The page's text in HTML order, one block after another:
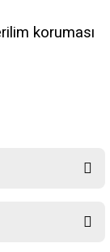
koruması